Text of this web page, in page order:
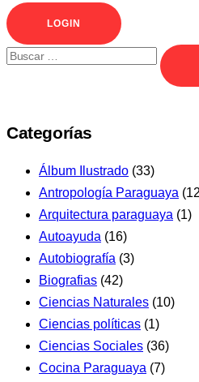
Buscar:
Categorías
Álbum Ilustrado (33)
Antropología Paraguaya
Arquitectura paraguaya (1)
Autoayuda (16)
Autobiografía (3)
Biografias (42)
Ciencias Naturales (10)
Ciencias políticas (1)
Ciencias Sociales (36)
Cocina Paraguaya (7)